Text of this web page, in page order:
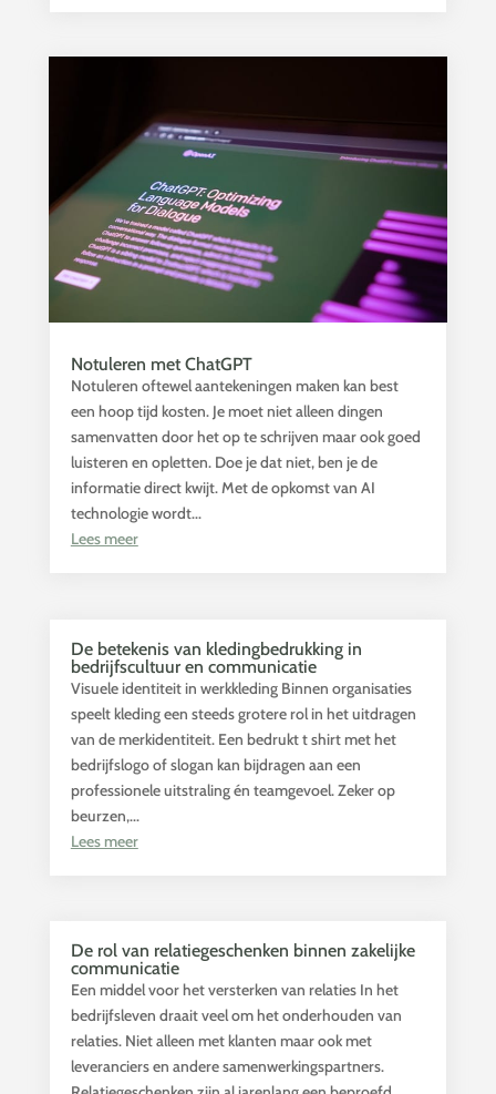
Notuleren met ChatGPT
Notuleren oftewel aantekeningen maken kan best
een hoop tijd kosten. Je moet niet alleen dingen
samenvatten door het op te schrijven maar ook goed
luisteren en opletten. Doe je dat niet, ben je de
informatie direct kwijt. Met de opkomst van AI
technologie wordt...
Lees meer
De betekenis van kledingbedrukking in
bedrijfscultuur en communicatie
Visuele identiteit in werkkleding Binnen organisaties
speelt kleding een steeds grotere rol in het uitdragen
van de merkidentiteit. Een bedrukt t shirt met het
bedrijfslogo of slogan kan bijdragen aan een
professionele uitstraling én teamgevoel. Zeker op
beurzen,...
Lees meer
De rol van relatiegeschenken binnen zakelijke
communicatie
Een middel voor het versterken van relaties In het
bedrijfsleven draait veel om het onderhouden van
relaties. Niet alleen met klanten maar ook met
leveranciers en andere samenwerkingspartners.